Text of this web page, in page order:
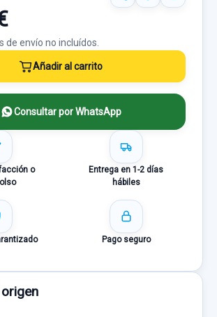
de envío no incluídos.
Añadir al carrito
Consultar por WhatsApp
o
Entrega en 1-2 días
hábiles
Pago seguro